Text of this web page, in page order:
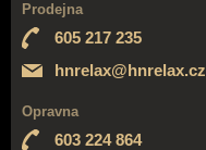
Prodejna
605 217 235
hnrelax@hnrelax.cz
Opravna
603 224 864